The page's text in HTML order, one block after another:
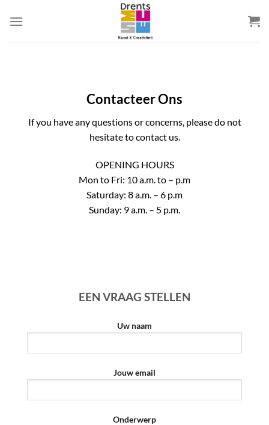
Contacteer Ons
If you have any questions or concerns, please do not
hesitate to contact us.
OPENING HOURS
Mon to Fri: 10 a.m. to – p.m
Saturday: 8 a.m. – 6 p.m
Sunday: 9 a.m. – 5 p.m.
EEN VRAAG STELLEN
Uw naam
Jouw email
Onderwerp